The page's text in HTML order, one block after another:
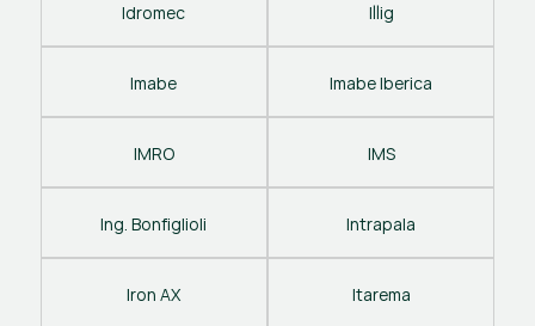
Idromec Illig
Imabe Imabe Iberica
IMRO IMS
Ing. Bonfiglioli Intrapala
Iron AX Itarema